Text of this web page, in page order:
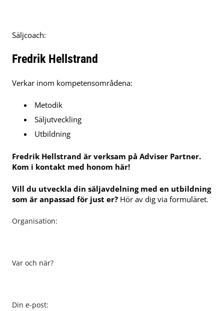
Säljcoach:
Fredrik Hellstrand
Verkar inom kompetensområdena:
Metodik
Säljutveckling
Utbildning
Fredrik Hellstrand är verksam på Adviser Partner.
Kom i kontakt med honom här!
Vill du utveckla din säljavdelning med en utbildning
som är anpassad för just er? Hör av dig via formuläret.
Organisation:
Var och när?
Din e-post: